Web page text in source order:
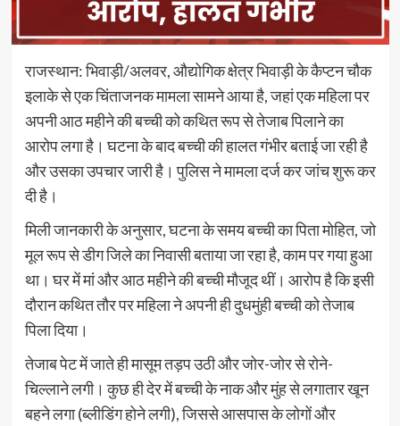
राजस्थान: भिवाड़ी/अलवर, औद्योगिक क्षेत्र भिवाड़ी के कैप्टन चौक
इलाके से एक चिंताजनक मामला सामने आया है, जहां एक महिला पर
अपनी आठ महीने की बच्ची को कथित रूप से तेजाब पिलाने का
आरोप लगा है। घटना के बाद बच्ची की हालत गंभीर बताई जा रही है
और उसका उपचार जारी है। पुलिस ने मामला दर्ज कर जांच शुरू कर
दी है।
मिली जानकारी के अनुसार, घटना के समय बच्ची का पिता मोहित, जो
मूल रूप से डीग जिले का निवासी बताया जा रहा है, काम पर गया हुआ
था। घर में मां और आठ महीने की बच्ची मौजूद थीं। आरोप है कि इसी
दौरान कथित तौर पर महिला ने अपनी ही दुधमुंही बच्ची को तेजाब
पिला दिया।
तेजाब पेट में जाते ही मासूम तड़प उठी और जोर-जोर से रोने-
चिल्लाने लगी। कुछ ही देर में बच्ची के नाक और मुंह से लगातार खून
बहने लगा (ब्लीडिंग होने लगी), जिससे आसपास के लोगों और